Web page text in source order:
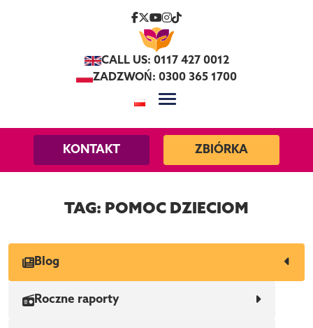
CALL US: 0117 427 0012
ZADZWOŃ: 0300 365 1700
KONTAKT ZBIÓRKA
TAG: POMOC DZIECIOM
Blog
Roczne raporty